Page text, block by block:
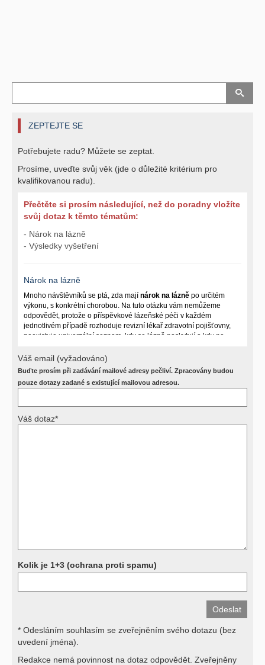
ZEPTEJTE SE
Potřebujete radu? Můžete se zeptat.
Prosíme, uveďte svůj věk (jde o důležité kritérium pro
kvalifikovanou radu).
Přečtěte si prosím následující, než do poradny vložíte
svůj dotaz k těmto tématům:
- Nárok na lázně
- Výsledky vyšetření
Nárok na lázně
Mnoho návštěvníků se ptá, zda mají nárok na lázně po určitém
výkonu, s konkrétní chorobou. Na tuto otázku vám nemůžeme
odpovědět, protože o příspěvkové lázeňské péči v každém
jednotlivém případě rozhoduje revizní lékař zdravotní pojišťovny,
neexistuje univerzální seznam, kdy se lázně poskytují a kdy ne.
postižení pacienta a dalších zdravotních okolnostech.
Požádejte svého ošetřujícího lékaře o návrh, který pak posoudí
příslušný revizní lékař. My vám spolehlivou odpověď dát
Výsledky vyšetření
Váš email (vyžadováno)
Buďte prosím při zadávání mailové adresy pečliví. Zpracovány budou
pouze dotazy zadané s existující mailovou adresou.
Váš dotaz*
Kolik je 1+3 (ochrana proti spamu)
* Odesláním souhlasím se zveřejněním svého dotazu (bez
uvedení jména).
Redakce nemá povinnost na dotaz odpovědět. Zveřejněny